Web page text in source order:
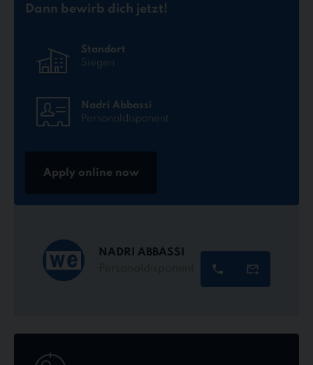
Dann bewirb dich jetzt!
Standort
Siegen
Nadri Abbassi
Personaldisponent
Apply online now
NADRI ABBASSI
online